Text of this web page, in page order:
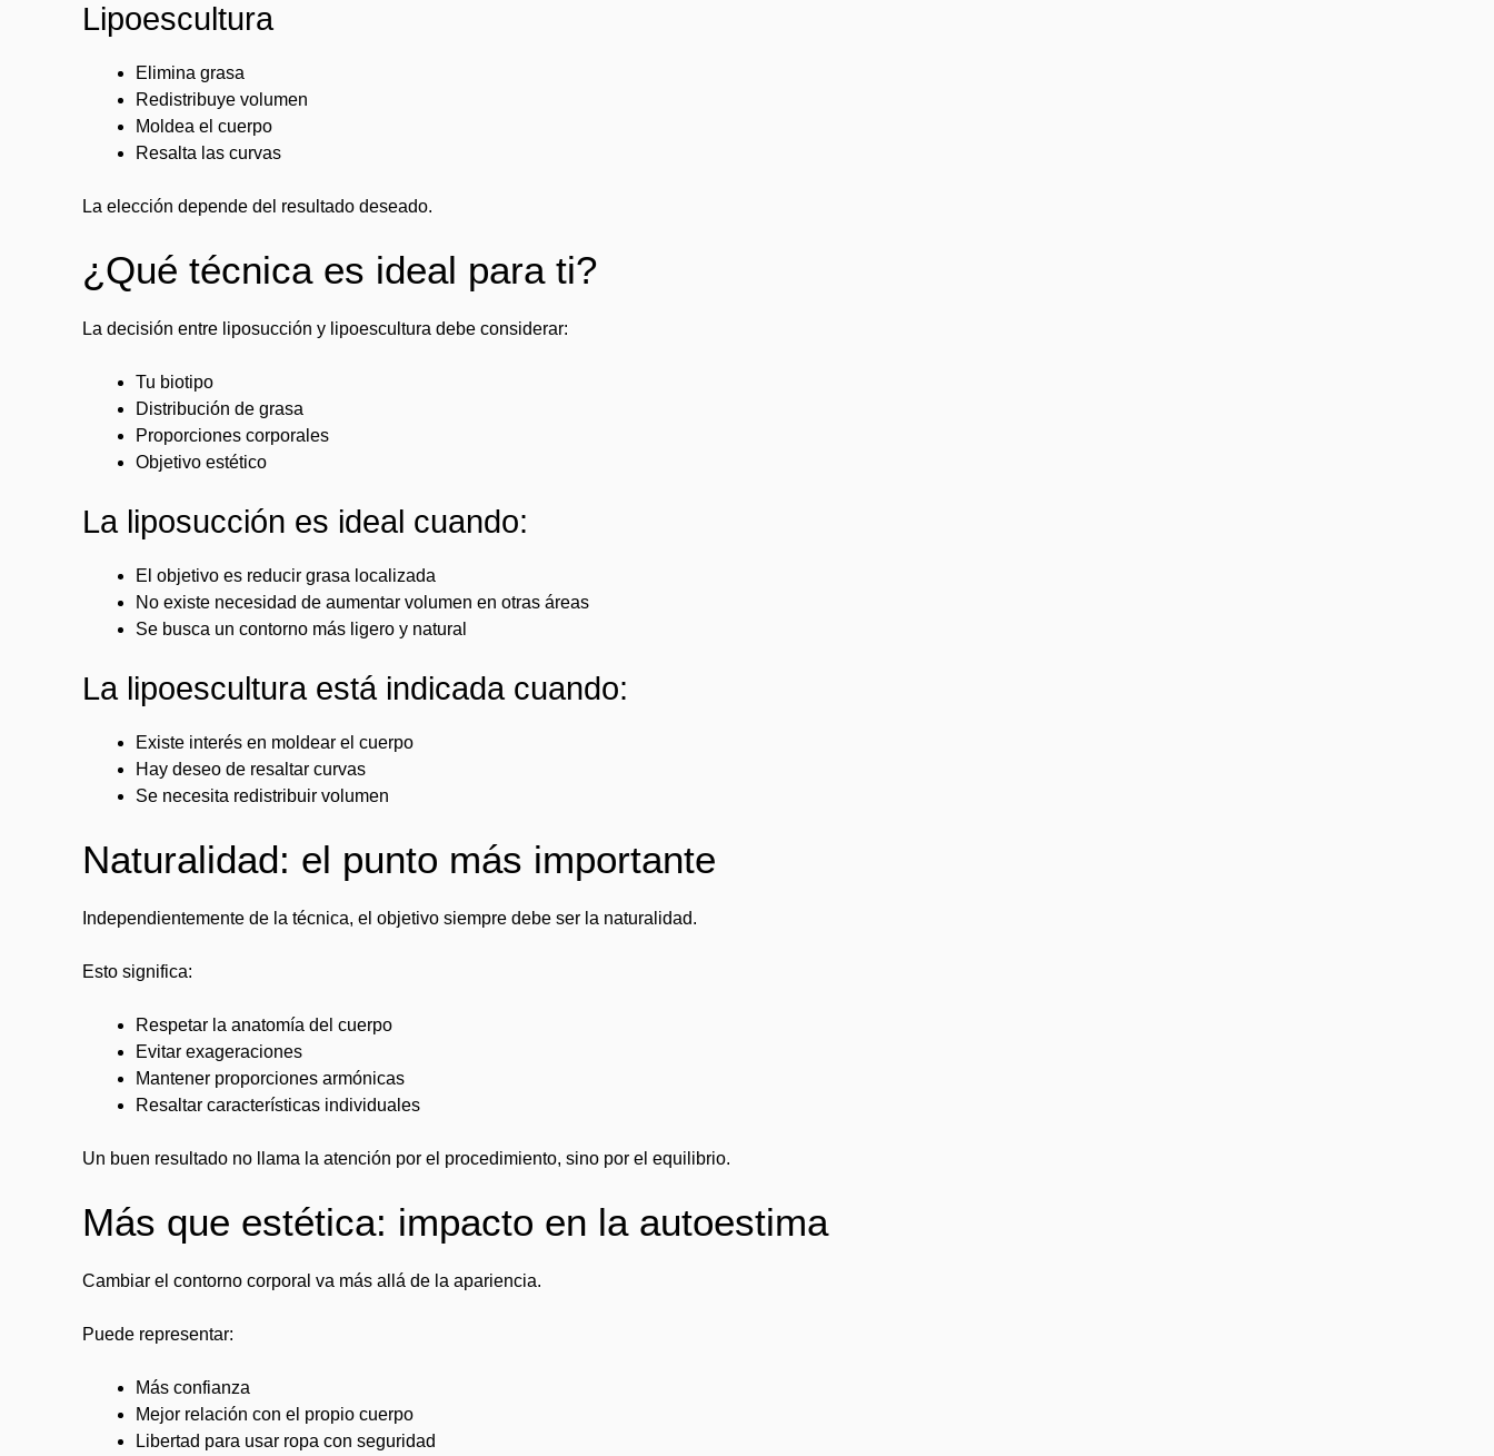
Lipoescultura
Elimina grasa
Redistribuye volumen
Moldea el cuerpo
Resalta las curvas
La elección depende del resultado deseado.
¿Qué técnica es ideal para ti?
La decisión entre liposucción y lipoescultura debe considerar:
Tu biotipo
Distribución de grasa
Proporciones corporales
Objetivo estético
La liposucción es ideal cuando:
El objetivo es reducir grasa localizada
No existe necesidad de aumentar volumen en otras áreas
Se busca un contorno más ligero y natural
La lipoescultura está indicada cuando:
Existe interés en moldear el cuerpo
Hay deseo de resaltar curvas
Se necesita redistribuir volumen
Naturalidad: el punto más importante
Independientemente de la técnica, el objetivo siempre debe ser la naturalidad.
Esto significa:
Respetar la anatomía del cuerpo
Evitar exageraciones
Mantener proporciones armónicas
Resaltar características individuales
Un buen resultado no llama la atención por el procedimiento, sino por el equilibrio.
Más que estética: impacto en la autoestima
Cambiar el contorno corporal va más allá de la apariencia.
Puede representar:
Más confianza
Mejor relación con el propio cuerpo
Libertad para usar ropa con seguridad